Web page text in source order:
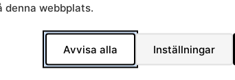
denna webbplats.
Avvisa alla Inställningar